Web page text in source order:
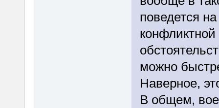
поведется
можно
Наверное,
В общем,